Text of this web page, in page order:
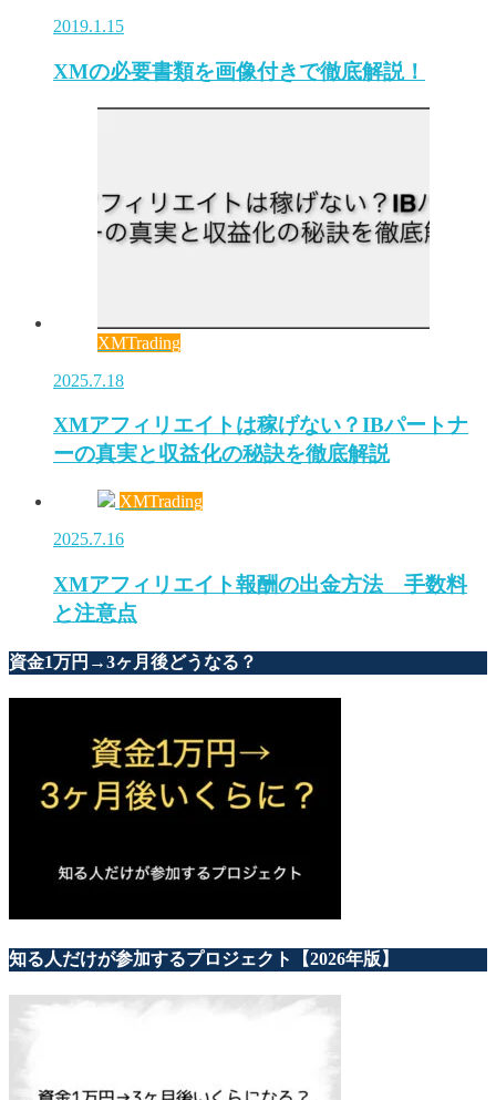
2019.1.15
XMの必要書類を画像付きで徹底解説！
XMTrading
2025.7.18
XMアフィリエイトは稼げない？IBパートナ
ーの真実と収益化の秘訣を徹底解説
XMTrading
2025.7.16
XMアフィリエイト報酬の出金方法 手数料
と注意点
資金1万円→3ヶ月後どうなる？
知る人だけが参加するプロジェクト【2026年版】